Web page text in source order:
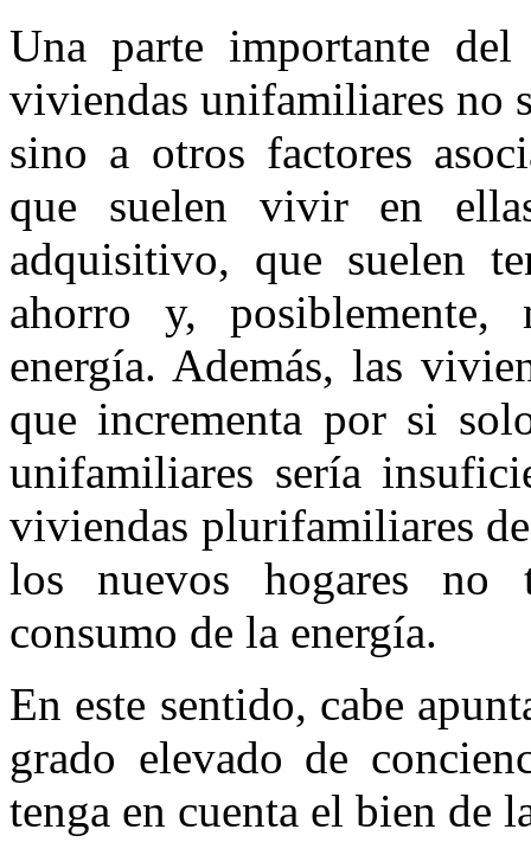
Una parte importante
viviendas unifamiliares no
sino a otros factores
que suelen vivir en
adquisitivo, que suelen
ahorro y, posiblemente,
energía. Además, las
que incrementa por si
unifamiliares sería
viviendas plurifamiliares
los nuevos hogares no
consumo de la energía.
En este sentido, cabe
grado elevado de
tenga en cuenta el bien de